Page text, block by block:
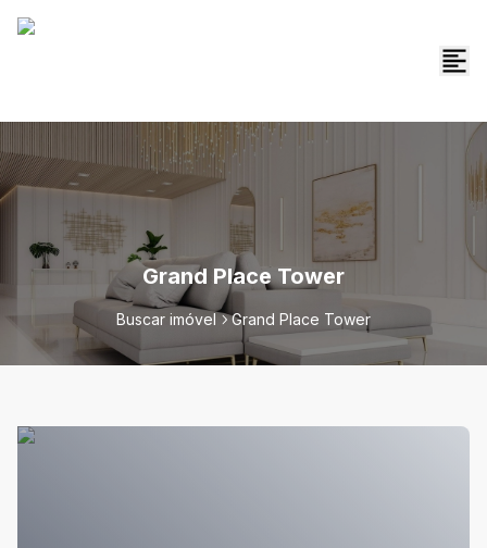
Grand Place Tower
Buscar imóvel Grand Place Tower